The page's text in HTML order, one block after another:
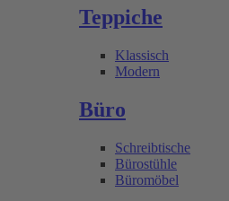
Teppiche
Klassisch
Modern
Büro
Schreibtische
Bürostühle
Büromöbel